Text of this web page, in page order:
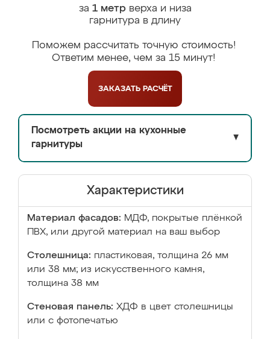
за 1 метрверха и низа
гарнитура в длину
Поможем рассчитать точную стоимость!
Ответим менее, чем за 15 минут!
ЗАКАЗАТЬ РАСЧЁТ
Посмотреть акции на кухонные
гарнитуры
▼
Характеристики
Материал фасадов: МДФ, покрытые плёнкой
ПВХ, или другой материал на ваш выбор
Столешница: пластиковая, толщина 26 мм
или 38 мм; из искусственного камня,
толщина 38 мм
Стеновая панель: ХДФ в цвет столешницы
или с фотопечатью